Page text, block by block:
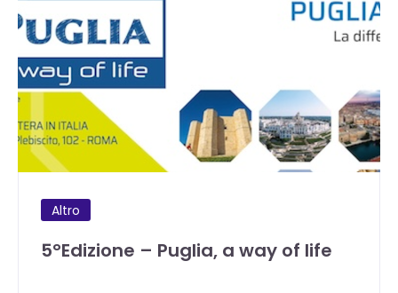
Altro
5°Edizione – Puglia, a way of life